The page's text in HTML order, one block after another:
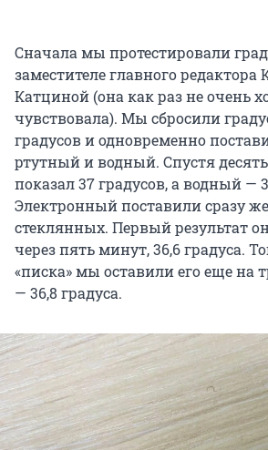
Сначала мы протестировали
заместителе главного редактора
Катциной (она как раз не очень
чувствовала). Мы сбросили
градусов и одновременно
ртутный и водный. Спустя
показал 37 градусов, а водный —
Электронный поставили сразу
стеклянных. Первый результат
через пять минут, 36,6 градуса.
«писка» мы оставили его еще на
— 36,8 градуса.